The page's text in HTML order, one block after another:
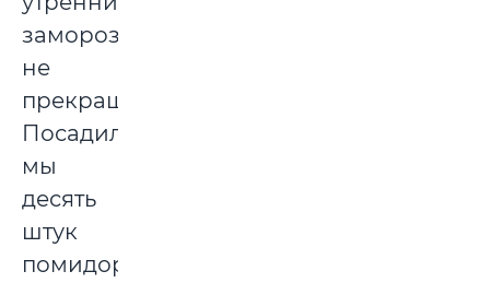
заморозки
не
прекращаются.
Посадили
мы
десять
штук
помидоров